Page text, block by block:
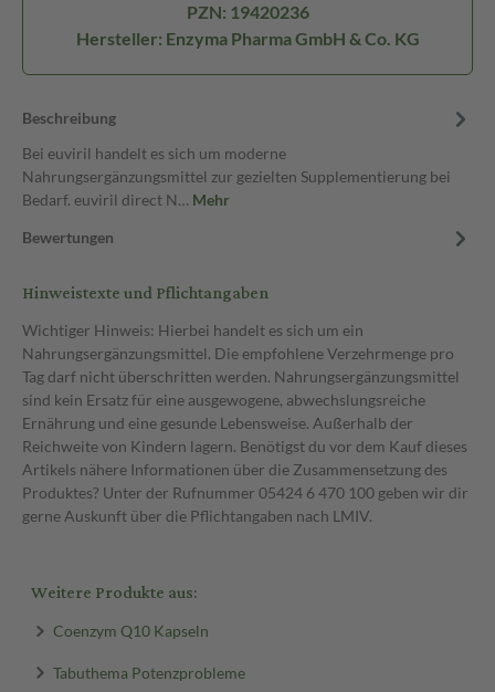
PZN: 19420236
Hersteller: Enzyma Pharma GmbH & Co. KG
Beschreibung
Bei euviril handelt es sich um moderne
Nahrungsergänzungsmittel zur gezielten Supplementierung bei
Bedarf. euviril direct N… Mehr
Bewertungen
Hinweistexte und Pflichtangaben
Wichtiger Hinweis: Hierbei handelt es sich um ein
Nahrungsergänzungsmittel. Die empfohlene Verzehrmenge pro
Tag darf nicht überschritten werden. Nahrungsergänzungsmittel
sind kein Ersatz für eine ausgewogene, abwechslungsreiche
Ernährung und eine gesunde Lebensweise. Außerhalb der
Reichweite von Kindern lagern. Benötigst du vor dem Kauf dieses
Artikels nähere Informationen über die Zusammensetzung des
Produktes? Unter der Rufnummer 05424 6 470 100 geben wir dir
gerne Auskunft über die Pflichtangaben nach LMIV.
Weitere Produkte aus:
Coenzym Q10 Kapseln
Tabuthema Potenzprobleme